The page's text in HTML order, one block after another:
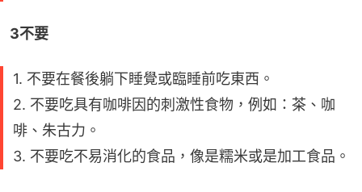
3不要
1. 不要在餐後躺下睡覺或臨睡前吃東西。
2. 不要吃具有咖啡因的刺激性食物，例如：茶、咖
啡、朱古力。
3. 不要吃不易消化的食品，像是糯米或是加工食品。